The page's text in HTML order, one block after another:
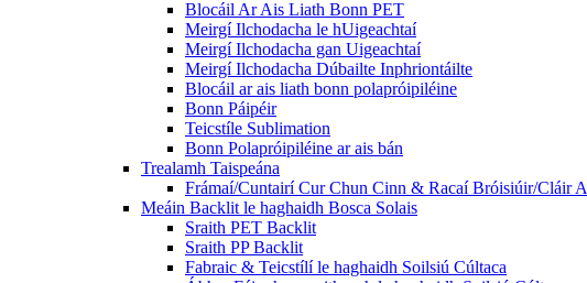
Blocáil Ar Ais Liath Bonn PET
Meirgí Ilchodacha le hUigeachtaí
Meirgí Ilchodacha gan Uigeachtaí
Meirgí Ilchodacha Dúbailte Inphriontáilte
Blocáil ar ais liath bonn polapróipiléine
Bonn Páipéir
Teicstíle Sublimation
Bonn Polapróipiléine ar ais bán
Trealamh Taispeána
Frámaí/Cuntairí Cur Chun Cinn & Racaí Bróisiúir/Cláir A
Meáin Backlit le haghaidh Bosca Solais
Sraith PET Backlit
Sraith PP Backlit
Fabraic & Teicstílí le haghaidh Soilsiú Cúltaca